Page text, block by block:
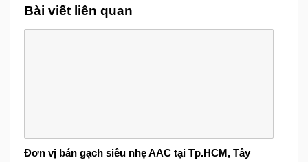
Bài viết liên quan
Đơn vị bán gạch siêu nhẹ AAC tại Tp.HCM, Tây